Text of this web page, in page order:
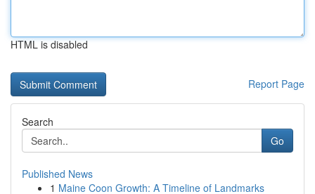
HTML is disabled
Report Page
Search
Go
Published News
1 Maine Coon Growth: A Timeline of Landmarks